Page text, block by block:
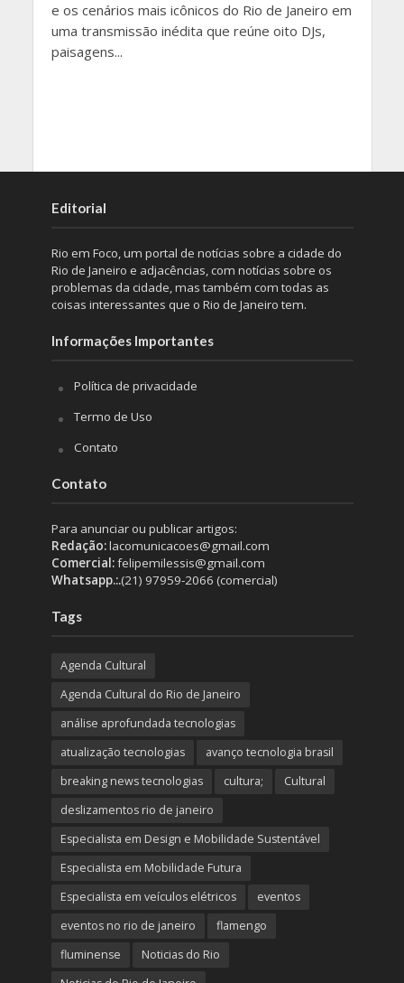
e os cenários mais icônicos do Rio de Janeiro em
uma transmissão inédita que reúne oito DJs,
paisagens...
Editorial
Rio em Foco, um portal de notícias sobre a cidade do
Rio de Janeiro e adjacências, com notícias sobre os
problemas da cidade, mas também com todas as
coisas interessantes que o Rio de Janeiro tem.
Informações Importantes
Política de privacidade
Termo de Uso
Contato
Contato
Para anunciar ou publicar artigos:
Redação:lacomunicacoes@gmail.com
Comercial:felipemilessis@gmail.com
Whatsapp.:.(21) 97959-2066 (comercial)
Tags
Agenda Cultural
Agenda Cultural do Rio de Janeiro
análise aprofundada tecnologias
atualização tecnologias
avanço tecnologia brasil
breaking news tecnologias
cultura;
Cultural
deslizamentos rio de janeiro
Especialista em Design e Mobilidade Sustentável
Especialista em Mobilidade Futura
Especialista em veículos elétricos
eventos
eventos no rio de janeiro
flamengo
fluminense
Noticias do Rio